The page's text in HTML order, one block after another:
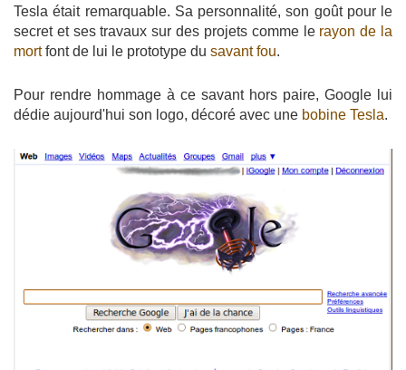
Tesla était remarquable. Sa personnalité, son goût pour le
secret et ses travaux sur des projets comme le rayon de la
mortfont de lui le prototype du savant fou.
Pour rendre hommage à ce savant hors paire, Google lui
dédie aujourd'hui son logo, décoré avec une bobine Tesla.